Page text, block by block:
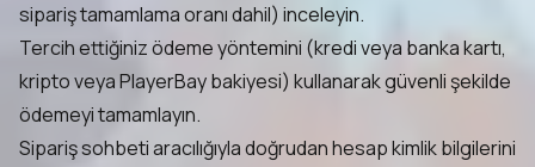
sipariş tamamlama oranı dahil) inceleyin.
Tercih ettiğiniz ödeme yöntemini (kredi veya banka kartı,
kripto veya PlayerBay bakiyesi) kullanarak güvenli şekilde
ödemeyi tamamlayın.
Sipariş sohbeti aracılığıyla doğrudan hesap kimlik bilgilerini